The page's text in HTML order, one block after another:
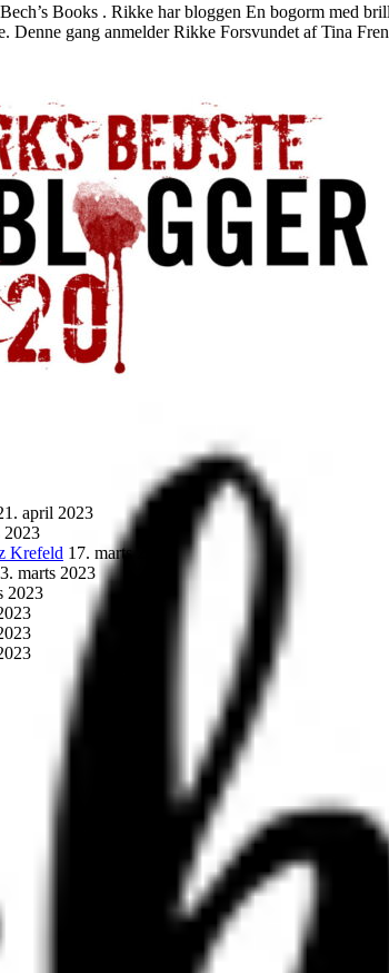
Books . Rikke har bloggen En bogorm med
Denne gang anmelder Rikke Forsvundet af Tina
april 2023
2023
Krefeld 17. marts 2023
marts 2023
2023